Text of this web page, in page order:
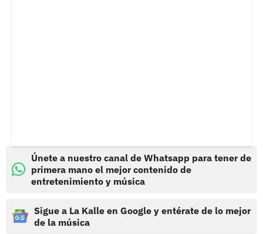
Únete a nuestro canal de Whatsapp para tener de
primera mano el mejor contenido de
entretenimiento y música
Sigue a La Kalle en Google y entérate de lo mejor
de la música